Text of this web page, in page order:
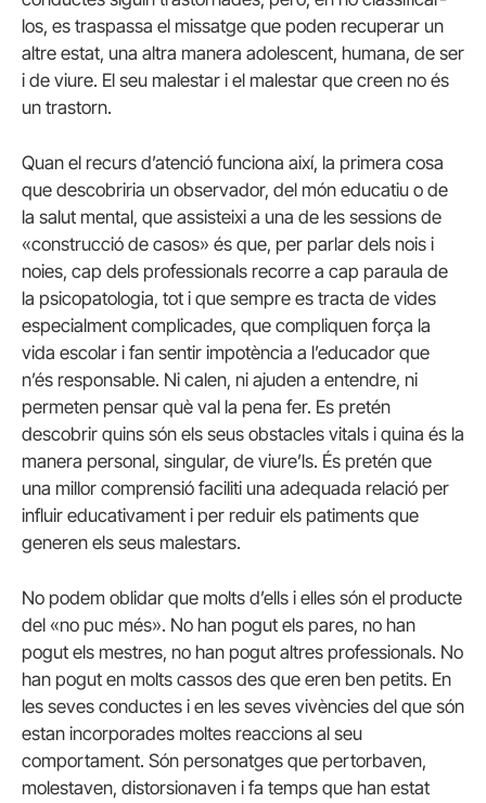
los, es traspassa el missatge que poden recuperar un
altre estat, una altra manera adolescent, humana, de ser
i de viure. El seu malestar i el malestar que creen no és
un trastorn.
Quan el recurs d’atenció funciona així, la primera cosa
que descobriria un observador, del món educatiu o de
la salut mental, que assisteixi a una de les sessions de
«construcció de casos» és que, per parlar dels nois i
noies, cap dels professionals recorre a cap paraula de
la psicopatologia, tot i que sempre es tracta de vides
especialment complicades, que compliquen força la
vida escolar i fan sentir impotència a l’educador que
n’és responsable. Ni calen, ni ajuden a entendre, ni
permeten pensar què val la pena fer. Es pretén
descobrir quins són els seus obstacles vitals i quina és la
manera personal, singular, de viure’ls. És pretén que
una millor comprensió faciliti una adequada relació per
influir educativament i per reduir els patiments que
generen els seus malestars.
No podem oblidar que molts d’ells i elles són el producte
del «no puc més». No han pogut els pares, no han
pogut els mestres, no han pogut altres professionals. No
han pogut en molts cassos des que eren ben petits. En
les seves conductes i en les seves vivències del que són
estan incorporades moltes reaccions al seu
comportament. Són personatges que pertorbaven,
molestaven, distorsionaven i fa temps que han estat